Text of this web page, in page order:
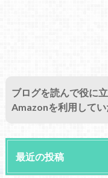
ブログを読んで役に
Amazonを利用してい
最近の投稿